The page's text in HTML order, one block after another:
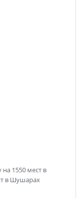
1550 мест в
в Шушарах